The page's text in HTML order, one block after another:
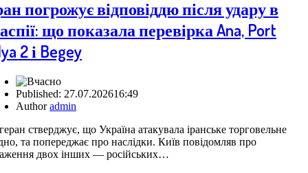
погрожує відповіддю після удару в
що показала перевірка Ana, Port
2 і Begey
Published: 27.07.202616:49
Authoradmin
стверджує, що Україна атакувала іранське торговельне
та попереджає про наслідки. Київ повідомляв про
двох інших — російських…